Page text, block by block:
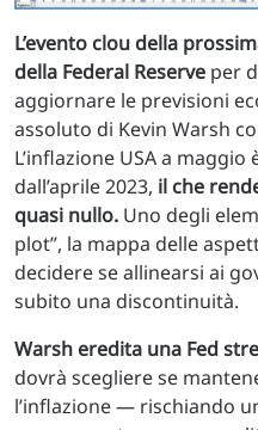
L’evento clou della
della Federal Reserve per
aggiornare le previsioni
assoluto di Kevin Warsh
L’inflazione USA a
dall’aprile 2023, il che
quasi nullo. Uno degli
plot”, la mappa delle
decidere se allinearsi ai
subito una discontinuità.
Warsh eredita una Fed
dovrà scegliere se
l’inflazione — rischiando